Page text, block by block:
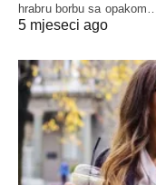
hrabru borbu sa opakom…
5 mjeseci ago